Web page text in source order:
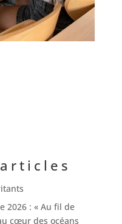
2026 : « Au fil de
cœur des océans